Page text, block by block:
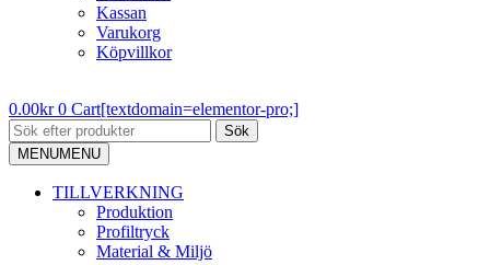
Kassan
Varukorg
Köpvillkor
0.00kr 0 Cart[textdomain=elementor-pro;]
Sök
MENUMENU
TILLVERKNING
Produktion
Profiltryck
Material & Miljö